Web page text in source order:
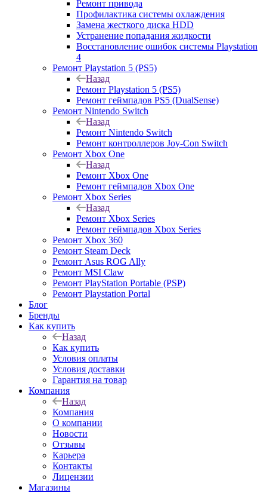
Ремонт привода
Профилактика системы охлаждения
Замена жесткого диска HDD
Устранение попадания жидкости
Восстановление ошибок системы Playstation
4
Ремонт Playstation 5 (PS5)
Назад
Ремонт Playstation 5 (PS5)
Ремонт геймпадов PS5 (DualSense)
Ремонт Nintendo Switch
Назад
Ремонт Nintendo Switch
Ремонт контроллеров Joy-Con Switch
Ремонт Xbox One
Назад
Ремонт Xbox One
Ремонт геймпадов Xbox One
Ремонт Xbox Series
Назад
Ремонт Xbox Series
Ремонт геймпадов Xbox Series
Ремонт Xbox 360
Ремонт Steam Deck
Ремонт Asus ROG Ally
Ремонт MSI Claw
Ремонт PlayStation Portable (PSP)
Ремонт Playstation Portal
Блог
Бренды
Как купить
Назад
Как купить
Условия оплаты
Условия доставки
Гарантия на товар
Компания
Назад
Компания
О компании
Новости
Отзывы
Карьера
Контакты
Лицензии
Магазины